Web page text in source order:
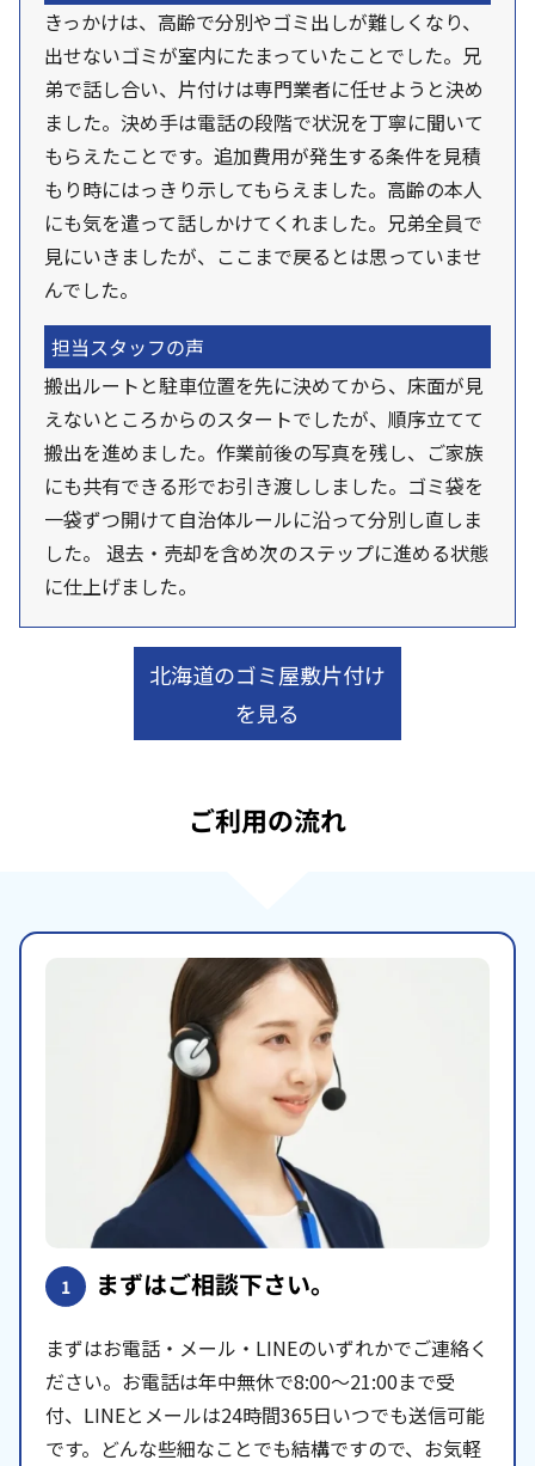
きっかけは、高齢で分別やゴミ出しが難しくなり、
出せないゴミが室内にたまっていたことでした。兄
弟で話し合い、片付けは専門業者に任せようと決め
ました。決め手は電話の段階で状況を丁寧に聞いて
もらえたことです。追加費用が発生する条件を見積
もり時にはっきり示してもらえました。高齢の本人
にも気を遣って話しかけてくれました。兄弟全員で
見にいきましたが、ここまで戻るとは思っていませ
んでした。
担当スタッフの声
搬出ルートと駐車位置を先に決めてから、床面が見
えないところからのスタートでしたが、順序立てて
搬出を進めました。作業前後の写真を残し、ご家族
にも共有できる形でお引き渡ししました。ゴミ袋を
一袋ずつ開けて自治体ルールに沿って分別し直しま
した。 退去・売却を含め次のステップに進める状態
に仕上げました。
北海道のゴミ屋敷片付け
を見る
ご利用の流れ
1 まずはご相談下さい。
まずはお電話・メール・LINEのいずれかでご連絡く
ださい。お電話は年中無休で8:00〜21:00まで受
付、LINEとメールは24時間365日いつでも送信可能
です。どんな些細なことでも結構ですので、お気軽